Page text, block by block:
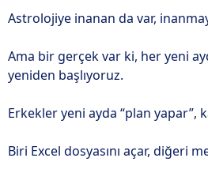
Astrolojiye inanan da var,
Ama bir gerçek var ki, her yeni
yeniden başlıyoruz.
Erkekler yeni ayda “plan yapar”,
Biri Excel dosyasını açar, diğeri